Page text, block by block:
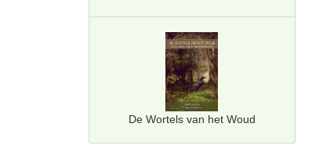
De Wortels van het Woud